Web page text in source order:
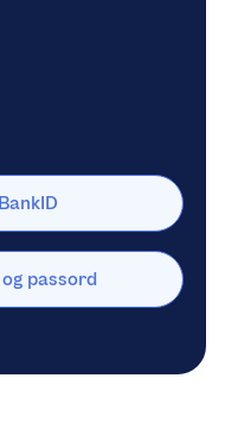
passord